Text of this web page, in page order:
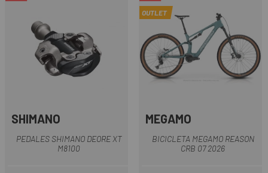
SHIMANO
PEDALES SHIMANO DEORE XT
M8100
OUTLET
MEGAMO
BICICLETA MEGAMO REASON
CRB 07 2026